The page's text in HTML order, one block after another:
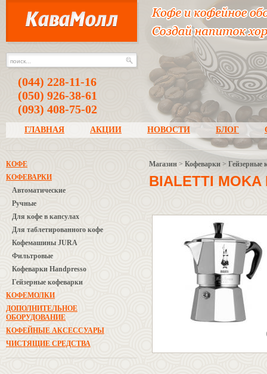
(044) 228-11-16
(050) 926-38-61
(093) 408-75-02
ГЛАВНАЯ АКЦИИ НОВОСТИ БЛОГ
КОФЕ
КОФЕВАРКИ
Автоматические
Ручные
Для кофе в капсулах
Для таблетированного кофе
Кофемашины JURA
Фильтровые
Кофеварки Handpresso
Гейзерные кофеварки
КОФЕМОЛКИ
ДОПОЛНИТЕЛЬНОЕ
ОБОРУДОВАНИЕ
КОФЕЙНЫЕ АКСЕССУАРЫ
ЧИСТЯЩИЕ СРЕДСТВА
Магазин > Кофеварки > Гейзерные
BIALETTI